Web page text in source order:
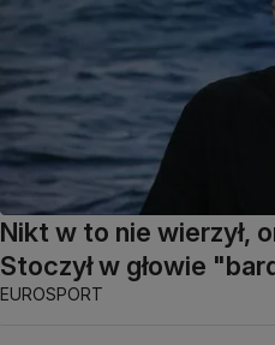
Nikt w to nie wierzył,
Stoczył w głowie
EUROSPORT